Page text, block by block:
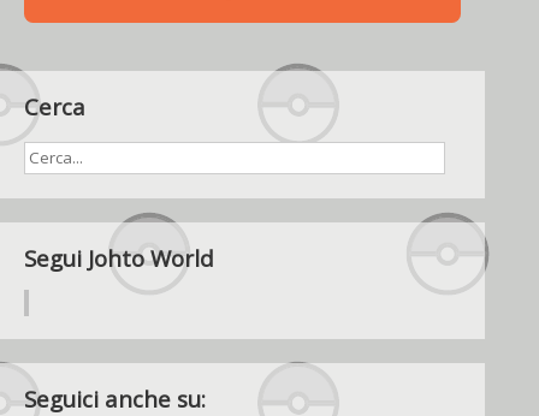
Cerca
Segui Johto World
Seguici anche su: